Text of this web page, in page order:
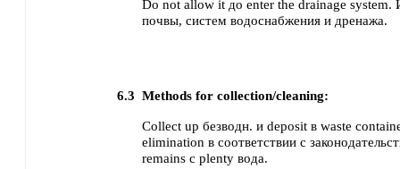
Do not allow it до enter the drainage system.
почвы, систем водоснабжения и дренажа.
6.3 Methods for collection/cleaning:
Collect up безводн. и deposit в waste
elimination в соответствии с
remains с plenty вода.